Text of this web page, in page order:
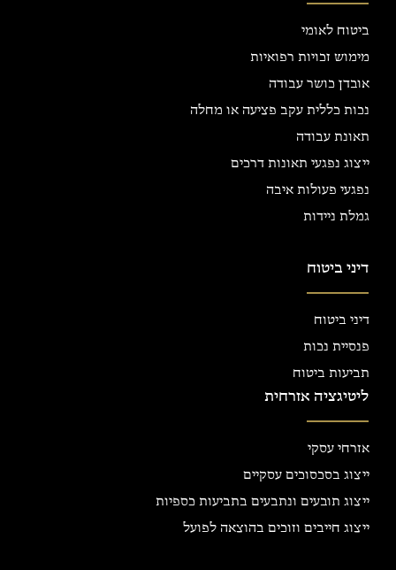
ביטוח לאומי
מימוש זכויות רפואיות
אובדן כושר עבודה
נכות כללית עקב פציעה או מחלה
תאונת עבודה
ייצוג נפגעי תאונות דרכים
נפגעי פעולות איבה
גמלת ניידות
דיני ביטוח
דיני ביטוח
פנסיית נכות
תביעות ביטוח
ליטיגציה אזרחית
אזרחי עסקי
ייצוג בסכסוכים עסקיים
ייצוג תובעים ונתבעים בתביעות כספיות
ייצוג חייבים וזוכים בהוצאה לפועל